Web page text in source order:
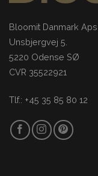
Bloomit Danmark Aps
Unsbjergvej 5.
5220 Odense SØ
CVR 35522921
Tlf.: +45 35 85 80 12